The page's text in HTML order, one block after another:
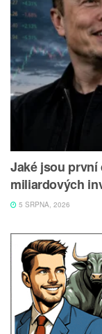
Jaké jsou první
miliardových
5 SRPNA, 2026